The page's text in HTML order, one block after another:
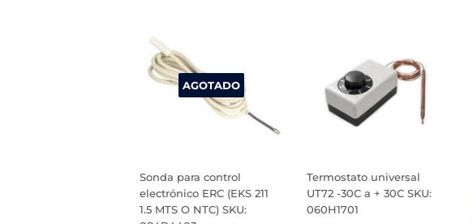
AGOTADO
Sonda para control
electrónico ERC (EKS 211
1.5 MTS O NTC) SKU:
Termostato universal
UT72 -30C a + 30C SKU:
060H1701